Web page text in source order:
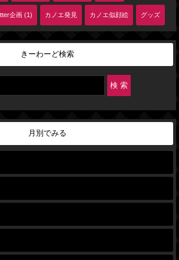
企画 (1) カノエ発見 カノエ似顔絵 グッズ
きーわーど検索
月別でみる